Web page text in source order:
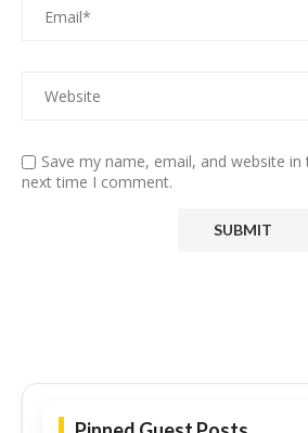
Save my name, email, and website
next time I comment.